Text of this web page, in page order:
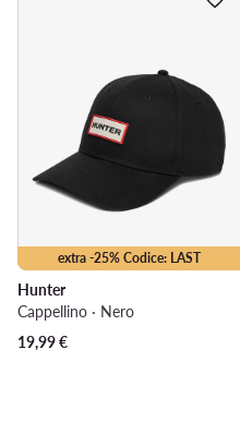
extra -25% Codice: LAST
Hunter
Cappellino · Nero
19,99€